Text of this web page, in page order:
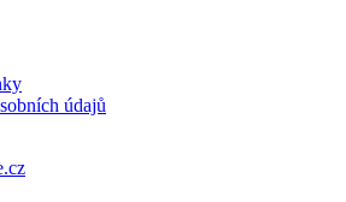
údajů